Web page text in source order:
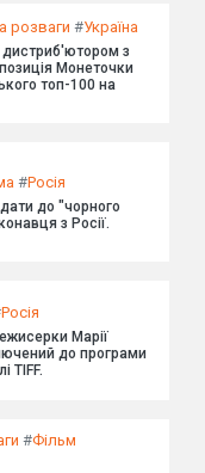
розваги #Україна
дистриб'ютором з
Монеточки
топ-100 на
#Росія
до "чорного
з Росії.
Росія
Марії
до програми
TIFF.
#Фільм